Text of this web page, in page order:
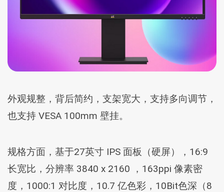
外观规整，背后简约，支架宽大，支持多向调节，
也支持 VESA 100mm 壁挂。
规格方面，基于27英寸 IPS 面板（硬屏），16:9
长宽比，分辨率 3840 x 2160 ，163ppi 像素密
度，1000:1 对比度，10.7 亿色彩，10Bit色深（8